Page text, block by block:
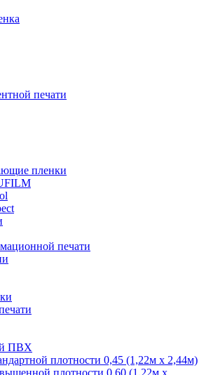
печати
пленки
печати
ПВХ
плотности 0,45 (1,22м х 2,44м)
плотности 0,60 (1,22м х